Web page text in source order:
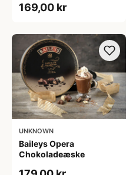
169,00 kr
UNKNOWN
Baileys Opera
Chokoladeæske